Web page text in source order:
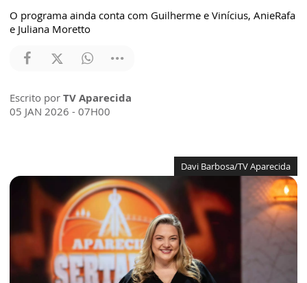
O programa ainda conta com Guilherme e Vinícius, AnieRafa
e Juliana Moretto
Escrito por TV Aparecida
05 JAN 2026 - 07H00
Davi Barbosa/TV Aparecida